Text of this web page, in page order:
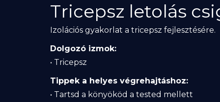
Tricepsz letolás
Izolációs gyakorlat a tricepsz fejlesztésére.
Dolgozó izmok:
• Tricepsz
Tippek a helyes végrehajtáshoz:
• Tartsd a könyököd a tested mellett